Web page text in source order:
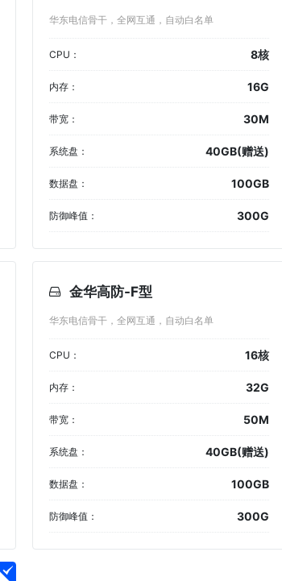
华东电信骨干，全网互通，自动白名单
CPU： 8核
内存： 16G
带宽： 30M
系统盘： 40GB(赠送)
数据盘： 100GB
防御峰值： 300G
金华高防-F型
华东电信骨干，全网互通，自动白名单
CPU： 16核
内存： 32G
带宽： 50M
系统盘： 40GB(赠送)
数据盘： 100GB
防御峰值： 300G